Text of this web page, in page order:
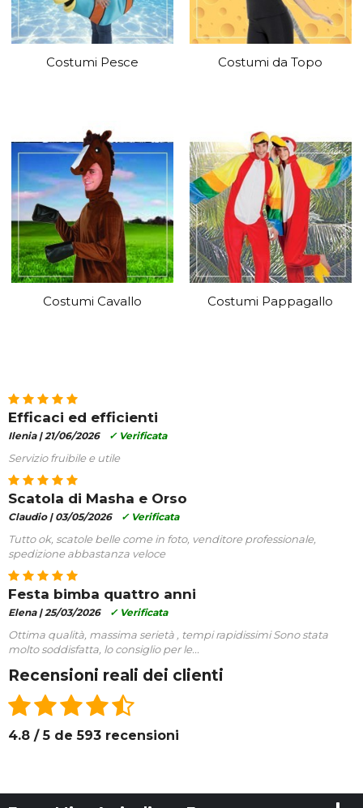
Costumi Pesce Costumi da Topo
Costumi Cavallo Costumi Pappagallo
Efficaci ed efficienti
Ilenia |21/06/2026 ✓ Verificata
Servizio fruibile e utile
Scatola di Masha e Orso
Claudio | 03/05/2026 ✓ Verificata
Tutto ok, scatole belle come in foto, venditore professionale,
spedizione abbastanza veloce
Festa bimba quattro anni
Elena |25/03/2026 ✓ Verificata
Ottima qualità, massima serietà , tempi rapidissimi Sono stata
molto soddisfatta, lo consiglio per le...
Recensioni reali dei clienti
4.8 / 5 de 593 recensioni